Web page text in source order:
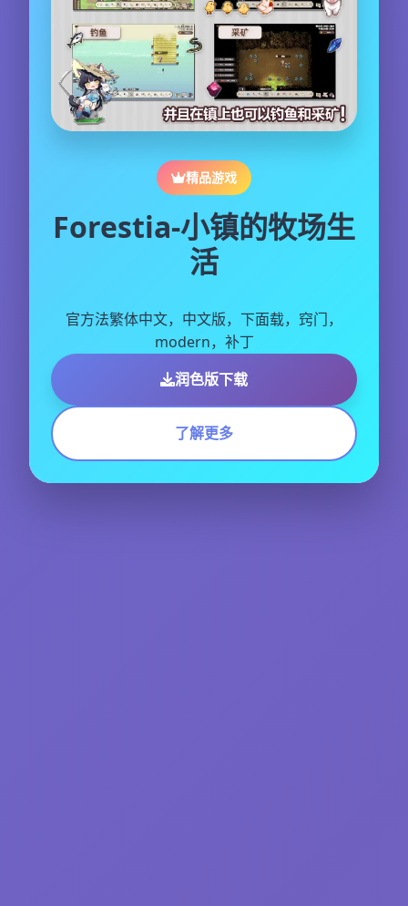
精品游戏
Forestia-小镇的牧场生
活
官方法繁体中文，中文版，下面载，窍门，
modern，补丁
润色版下载
了解更多